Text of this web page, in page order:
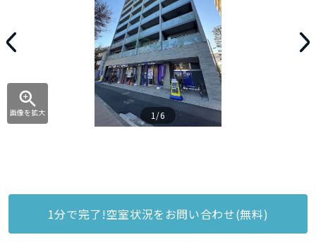
画像を拡大 1/6
1分で完了!空室状況をお問い合わせ(無料)